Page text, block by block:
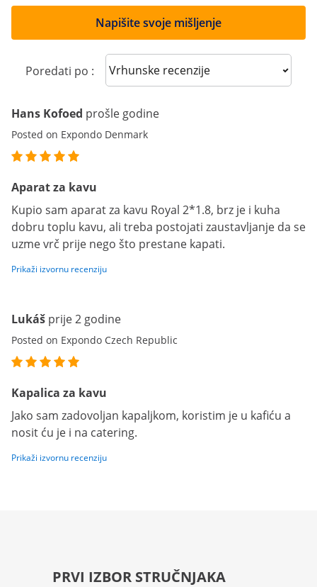
Napišite svoje mišljenje
Poredati po : Sort reviews
Hans Kofoed prošle godine
Posted on Expondo Denmark
Aparat za kavu
Kupio sam aparat za kavu Royal 2*1.8, brz je i kuha
dobru toplu kavu, ali treba postojati zaustavljanje da se
uzme vrč prije nego što prestane kapati.
Prikaži izvornu recenziju
Lukáš prije 2 godine
Posted on Expondo Czech Republic
Kapalica za kavu
Jako sam zadovoljan kapaljkom, koristim je u kafiću a
nosit ću je i na catering.
Prikaži izvornu recenziju
PRVI IZBOR STRUČNJAKA